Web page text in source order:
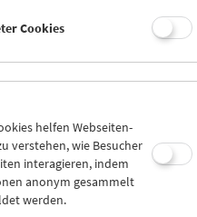
Gäste
Cookies
helfen Webseiten-
verstehen, wie Besucher
interagieren, indem
anonym gesammelt
werden.